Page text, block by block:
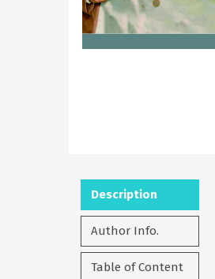
Description
Author Info.
Table of Content